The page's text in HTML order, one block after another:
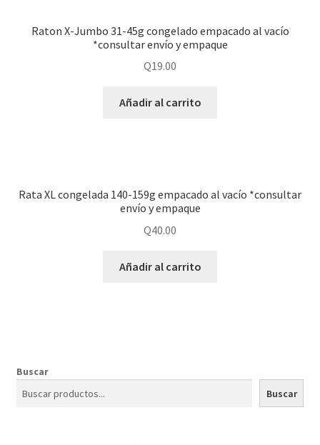
Raton X-Jumbo 31-45g congelado empacado al vacío
*consultar envío y empaque
Q19.00
Añadir al carrito
Rata XL congelada 140-159g empacado al vacío *consultar
envío y empaque
Q40.00
Añadir al carrito
Buscar
Buscar